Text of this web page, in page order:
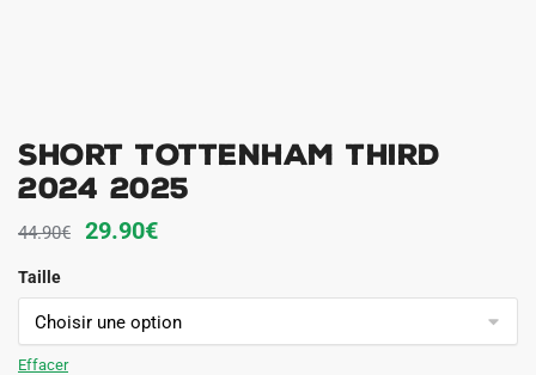
Short Tottenham Third
2024 2025
44.90€
Le
initial
était :
29.90€Le
actuel
est :
Taille
Effacer